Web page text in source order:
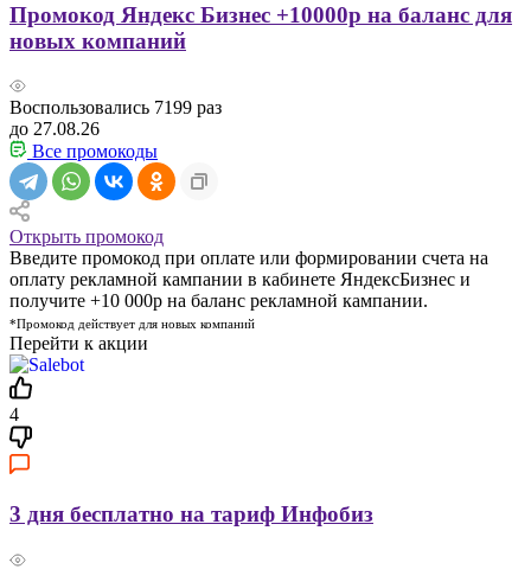
Промокод Яндекс Бизнес +10000р на баланс для
новых компаний
Воспользовались 7199 раз
до 27.08.26
Все промокоды
Открыть промокод
Введите промокод при оплате или формировании счета на
оплату рекламной кампании в кабинете ЯндексБизнес и
получите +10 000р на баланс рекламной кампании.
*Промокод действует для новых компаний
Перейти к акции
4
3 дня бесплатно на тариф Инфобиз